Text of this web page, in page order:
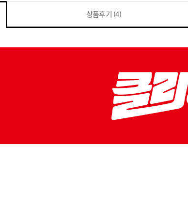
상품후기 (4)